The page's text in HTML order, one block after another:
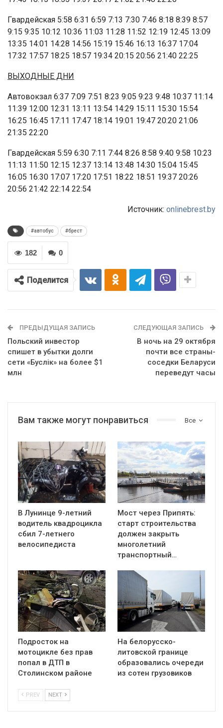
Гвардейская 5:58 6:31 6:59 7:13 7:30 7:46 8:18 8:39 8:57
9:15 9:35 10:12 10:36 11:03 11:28 11:52 12:19 12:45 13:09
13:35 14:01 14:28 14:56 15:19 15:46 16:13 16:37 17:04
17:32 17:57 18:25 18:57 19:34 20:15 20:56 21:40 22:25
ВЫХОДНЫЕ ДНИ
Автовокзал 6:37 7:09 7:51 8:23 9:05 9:23 9:48 10:37 11:14
11:39 12:00 12:31 13:11 13:54 14:29 15:11 15:30 15:54
16:25 16:45 17:11 17:47 18:14 19:01 19:47 20:20 21:06
21:35 22:20
Гвардейская 5:59 6:30 7:11 7:44 8:26 8:58 9:40 9:58 10:23
11:13 11:50 12:15 12:37 13:14 13:48 14:30 15:04 15:45
16:05 16:30 17:07 17:20 17:51 18:22 18:51 19:37 20:26
20:56 21:42 22:14 22:54
Источник: onlinebrest.by
#автобус #брест
0
182
Поделится
ПРЕДЫДУЩАЯ ЗАПИСЬ
Польский инвестор
спишет в убытки долги
сети «Буслiк» на более $1
млн
СЛЕДУЮЩАЯ ЗАПИСЬ
В ночь на 29 октября
почти все страны-
соседки Беларуси
переведут часы
Все
Вам также могут понравиться
В Лунинце 9-летний
водитель квадроцикла
сбил 7-летнего
велосипедиста
Мост через Припять:
старт строительства
должен закрыть
многолетний
транспортный…
Подросток на
мотоцикле без прав
попал в ДТП в
Столинском районе
На белорусско-
литовской границе
образовались очереди
из сотен грузовиков
PREV NEXT